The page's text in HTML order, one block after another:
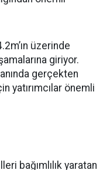
’ın üzerinde
giriyor.
gerçekten
yatırımcılar önemli
bağımlılık yaratan